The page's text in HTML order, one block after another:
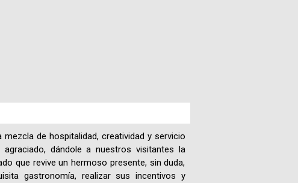
de hospitalidad, creatividad y servicio
dándole a nuestros visitantes la
que revive un hermoso presente, sin duda,
gastronomía, realizar sus incentivos y